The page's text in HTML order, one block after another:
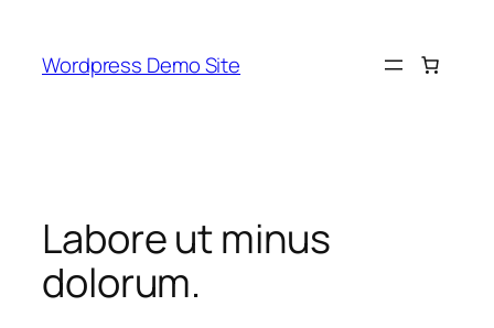
content
Wordpress Demo Site
Labore ut minus
dolorum.